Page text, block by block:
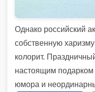
Однако российский
собственную
колорит.
настоящим подарком
юмора и